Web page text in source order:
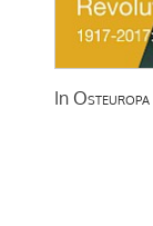
In Osteuropa